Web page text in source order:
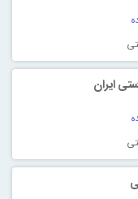
ایران